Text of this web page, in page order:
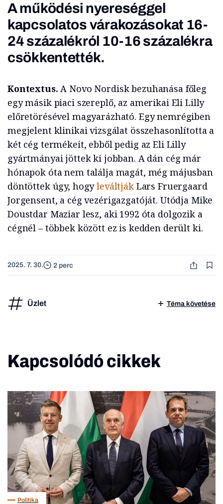
A működési nyereséggel
kapcsolatos várakozásokat 16-
24 százalékról 10-16 százalékra
csökkentették.
Kontextus. A Novo Nordisk bezuhanása főleg
egy másik piaci szereplő, az amerikai Eli Lilly
előretörésével magyarázható. Egy nemrégiben
megjelent klinikai vizsgálat összehasonlította a
két cég termékeit, ebből pedig az Eli Lilly
gyártmányai jöttek ki jobban. A dán cég már
hónapok óta nem találja magát, még májusban
döntöttek úgy, hogyleváltjákLars Fruergaard
Jorgensent, a cég vezérigazgatóját. Utódja Mike
Doustdar Maziar lesz, aki 1992 óta dolgozik a
cégnél – többek között ez is kedden derült ki.
2025. 7. 30. 2 perc
Üzlet Téma követése
Kapcsolódó cikkek
Politika